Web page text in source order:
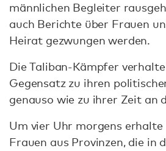
männlichen Begleiter
auch Berichte über Frauen
Heirat gezwungen werden.
Die Taliban-Kämpfer
Gegensatz zu ihren
genauso wie zu ihrer Zeit an
Um vier Uhr morgens
Frauen aus Provinzen, die in